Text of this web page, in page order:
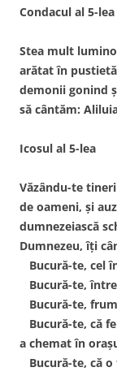
Condacul al 5-lea
Stea mult
arătat în
demonii gonind
să cântăm:
Icosul al 5-lea
Văzându-te
de oameni, şi
dumnezeiască
Dumnezeu, îţi
Bucură-te, cel
Bucură-te,
Bucură-te,
Bucură-te, că
a chemat în
Bucură-te, că